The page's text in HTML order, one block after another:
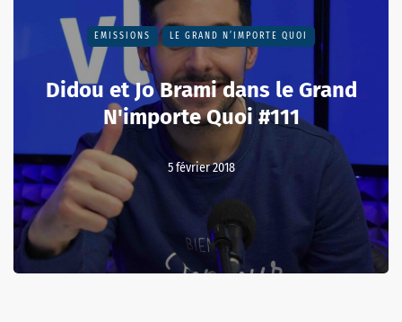
EMISSIONS LE GRAND N’IMPORTE QUOI
Didou et Jo Brami dans le Grand
N'importe Quoi #111
5 février 2018